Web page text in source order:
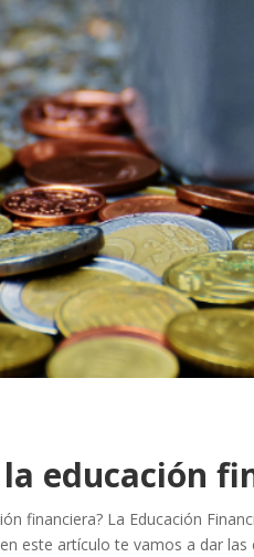
la educación
financiera? La Educación
este artículo te vamos a dar